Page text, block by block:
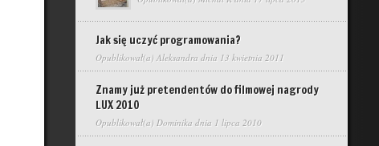
Jak się uczyć programowania?
Opublikował(a) Aleksandra dnia 13 kwietnia 2011
Znamy już pretendentów do filmowej nagrody
LUX 2010
Opublikował(a) Dominika dnia 1 lipca 2010